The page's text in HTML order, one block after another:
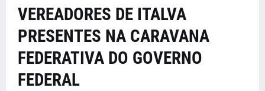
VEREADORES DE ITALVA
PRESENTES NA CARAVANA
FEDERATIVA DO GOVERNO
FEDERAL